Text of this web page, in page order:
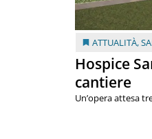
ATTUALITÀ,
Hospice
cantiere
Un’opera attesa